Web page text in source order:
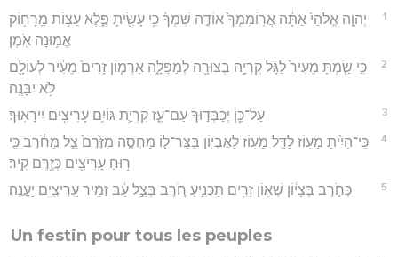
1
יְהוָ֤ה אֱלֹהַי֙ אַתָּ֔ה אֲרֽוֹמִמְךָ֙ אוֹדֶ֣ה שִׁמְךָ֔ כִּ֥י עָשִׂ֖יתָ פֶּ֑לֶא עֵצ֥וֹת מֵֽרָח֖וֹק
אֱמ֥וּנָה אֹֽמֶן׃
2
כִּ֣י שַׂ֤מְתָּ מֵעִיר֙ לַגָּ֔ל קִרְיָ֥ה בְצוּרָ֖ה לְמַפֵּלָ֑ה אַרְמ֤וֹן זָרִים֙ מֵעִ֔יר לְעוֹלָ֖ם
לֹ֥א יִבָּנֶֽה׃
3 עַל־כֵּ֖ן יְכַבְּד֣וּךָ עַם־עָ֑ז קִרְיַ֛ת גּוֹיִ֥ם עָרִיצִ֖ים יִירָאֽוּךָ׃
4
כִּֽי־הָיִ֨יתָ מָע֥וֹז לַדָּ֛ל מָע֥וֹז לָאֶבְי֖וֹן בַּצַּר־ל֑וֹ מַחְסֶ֤ה מִזֶּ֙רֶם֙ צֵ֣ל מֵחֹ֔רֶב כִּ֛י
ר֥וּחַ עָרִיצִ֖ים כְּזֶ֥רֶם קִֽיר׃
5 כְּחֹ֣רֶב בְּצָי֔וֹן שְׁא֥וֹן זָרִ֖ים תַּכְנִ֑יעַ חֹ֚רֶב בְּצֵ֣ל עָ֔ב זְמִ֥יר עָֽרִיצִ֖ים יַעֲנֶֽה׃
Un festin pour tous les peuples